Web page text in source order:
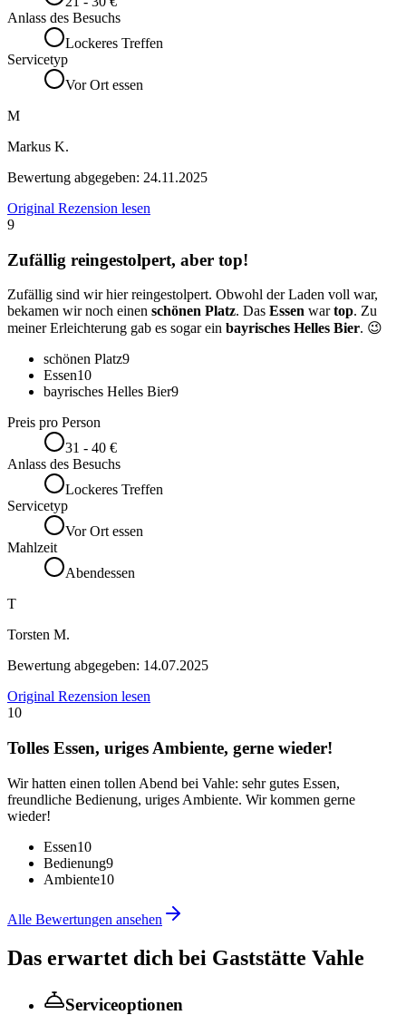
Anlass des Besuchs
Lockeres Treffen
Servicetyp
Vor Ort essen
M
Markus K.
Bewertung abgegeben: 24.11.2025
Original Rezension lesen
9
Zufällig reingestolpert, aber top!
Zufällig sind wir hier reingestolpert. Obwohl der Laden voll war,
bekamen wir noch einen schönen Platz. Das Essen wartop. Zu
meiner Erleichterung gab es sogar ein bayrisches Helles Bier. 😉
schönen Platz9
Essen10
bayrisches Helles Bier9
Preis pro Person
31 - 40 €
Anlass des Besuchs
Lockeres Treffen
Servicetyp
Vor Ort essen
Mahlzeit
Abendessen
T
Torsten M.
Bewertung abgegeben: 14.07.2025
Original Rezension lesen
10
Tolles Essen, uriges Ambiente, gerne wieder!
Wir hatten einen tollen Abend bei Vahle: sehr gutes Essen,
freundliche Bedienung, uriges Ambiente. Wir kommen gerne
wieder!
Essen10
Bedienung9
Ambiente10
Alle Bewertungen ansehen
Das erwartet dich bei Gaststätte Vahle
Serviceoptionen